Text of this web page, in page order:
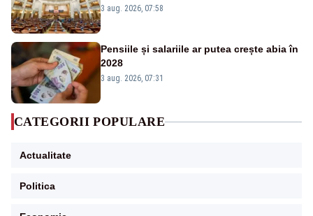
jaloane din PNRR
3 aug. 2026, 07:58
Pensiile și salariile ar putea crește abia în
2028
3 aug. 2026, 07:31
CATEGORII POPULARE
Actualitate
Politica